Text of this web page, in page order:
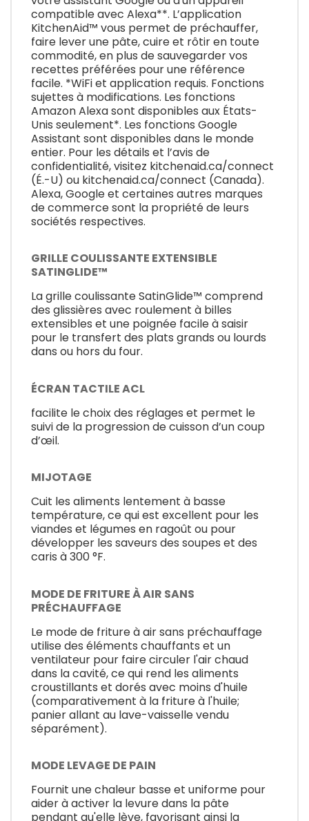
compatible avec Alexa**. L’application
KitchenAid™ vous permet de préchauffer,
faire lever une pâte, cuire et rôtir en toute
commodité, en plus de sauvegarder vos
recettes préférées pour une référence
facile. *WiFi et application requis. Fonctions
sujettes à modifications. Les fonctions
Amazon Alexa sont disponibles aux États-
Unis seulement*. Les fonctions Google
Assistant sont disponibles dans le monde
entier. Pour les détails et l’avis de
confidentialité, visitez kitchenaid.ca/connect
(É.-U) ou kitchenaid.ca/connect (Canada).
Alexa, Google et certaines autres marques
de commerce sont la propriété de leurs
sociétés respectives.
GRILLE COULISSANTE EXTENSIBLE
SATINGLIDE™
La grille coulissante SatinGlide™ comprend
des glissières avec roulement à billes
extensibles et une poignée facile à saisir
pour le transfert des plats grands ou lourds
dans ou hors du four.
ÉCRAN TACTILE ACL
facilite le choix des réglages et permet le
suivi de la progression de cuisson d’un coup
d’œil.
MIJOTAGE
Cuit les aliments lentement à basse
température, ce qui est excellent pour les
viandes et légumes en ragoût ou pour
développer les saveurs des soupes et des
caris à 300 °F.
MODE DE FRITURE À AIR SANS
PRÉCHAUFFAGE
Le mode de friture à air sans préchauffage
utilise des éléments chauffants et un
ventilateur pour faire circuler l'air chaud
dans la cavité, ce qui rend les aliments
croustillants et dorés avec moins d'huile
(comparativement à la friture à l'huile;
panier allant au lave-vaisselle vendu
séparément).
MODE LEVAGE DE PAIN
Fournit une chaleur basse et uniforme pour
aider à activer la levure dans la pâte
pendant qu'elle lève, favorisant ainsi la